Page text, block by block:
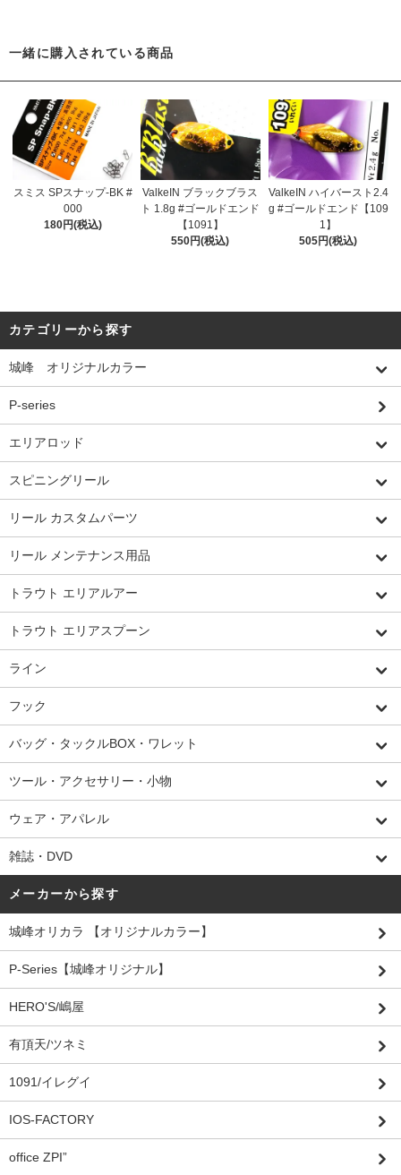
一緒に購入されている商品
スミス SPスナップ-BK #
000
180円(税込)
ValkeIN ブラックブラス
ト 1.8g #ゴールドエンド
【1091】
550円(税込)
ValkeIN ハイバースト2.4
g #ゴールドエンド【109
1】
505円(税込)
カテゴリーから探す
城峰 オリジナルカラー
P-series
エリアロッド
スピニングリール
リール カスタムパーツ
リール メンテナンス用品
トラウト エリアルアー
トラウト エリアスプーン
ライン
フック
バッグ・タックルBOX・ワレット
ツール・アクセサリー・小物
ウェア・アパレル
雑誌・DVD
メーカーから探す
城峰オリカラ 【オリジナルカラー】
P-Series【城峰オリジナル】
HERO'S/嶋屋
有頂天/ツネミ
1091/イレグイ
IOS-FACTORY
office ZPI”